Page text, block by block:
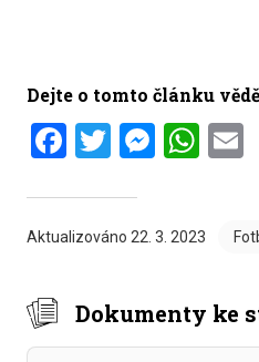
Dejte o tomto článku
Facebook
Twitter
Aktualizováno 22. 3. 2023
Dokumenty ke